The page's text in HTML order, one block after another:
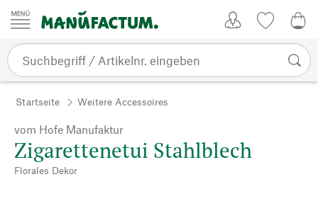
Zum Inhalt springen
Startseite Weitere Accessoires
vom Hofe Manufaktur
Zigarettenetui Stahlblech
Florales Dekor